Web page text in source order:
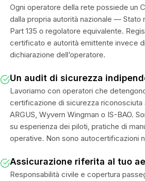
Ogni operatore della rete possiede un
dalla propria autorità nazionale — Stato
Part 135 o regolatore equivalente.
certificato e autorità emittente invece
dichiarazione dell’operatore.
Un audit di sicurezza
Lavoriamo con operatori che
certificazione di sicurezza riconosciuta
ARGUS, Wyvern Wingman o IS-BAO.
su esperienza dei piloti, pratiche di
operative. Non sono autocertificazioni
Assicurazione riferita al tuo
Responsabilità civile e copertura